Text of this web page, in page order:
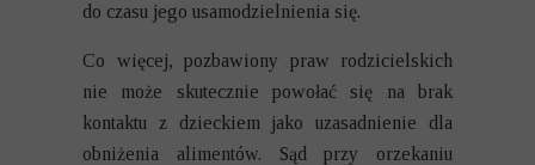
do czasu jego usamodzielnienia się.
Co więcej, pozbawiony praw rodzicielskich
nie może skutecznie powołać się na brak
kontaktu z dzieckiem jako uzasadnienie dla
obniżenia alimentów. Sąd przy orzekaniu